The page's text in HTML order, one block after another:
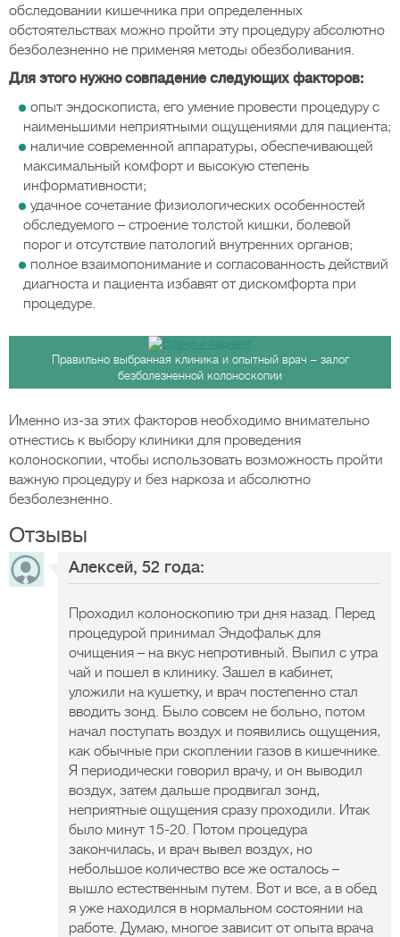
обследовании кишечника при определенных
обстоятельствах можно пройти эту процедуру абсолютно
безболезненно не применяя методы обезболивания.
Для этого нужно совпадение следующих факторов:
опыт эндоскописта, его умение провести процедуру с
наименьшими неприятными ощущениями для пациента;
наличие современной аппаратуры, обеспечивающей
максимальный комфорт и высокую степень
информативности;
удачное сочетание физиологических особенностей
обследуемого – строение толстой кишки, болевой
порог и отсутствие патологий внутренних органов;
полное взаимопонимание и согласованность действий
диагноста и пациента избавят от дискомфорта при
процедуре.
Правильно выбранная клиника и опытный врач – залог
безболезненной колоноскопии
Именно из-за этих факторов необходимо внимательно
отнестись к выбору клиники для проведения
колоноскопии, чтобы использовать возможность пройти
важную процедуру и без наркоза и абсолютно
безболезненно.
Отзывы
Алексей, 52 года:
Проходил колоноскопию три дня назад. Перед
процедурой принимал Эндофальк для
очищения – на вкус непротивный. Выпил с утра
чай и пошел в клинику. Зашел в кабинет,
уложили на кушетку, и врач постепенно стал
вводить зонд. Было совсем не больно, потом
начал поступать воздух и появились ощущения,
как обычные при скоплении газов в кишечнике.
Я периодически говорил врачу, и он выводил
воздух, затем дальше продвигал зонд,
неприятные ощущения сразу проходили. Итак
было минут 15-20. Потом процедура
закончилась, и врач вывел воздух, но
небольшое количество все же осталось –
вышло естественным путем. Вот и все, а в обед
я уже находился в нормальном состоянии на
работе. Думаю, многое зависит от опыта врача